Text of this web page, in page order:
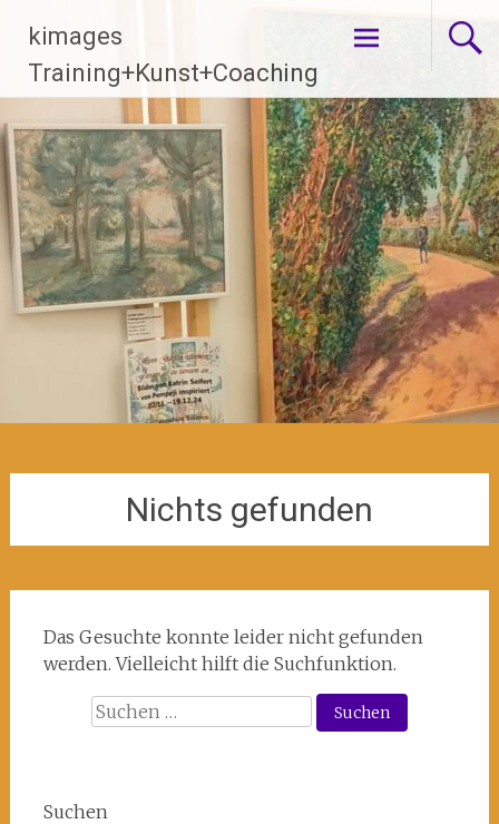
Inhalt
springen
kimages
Training+Kunst+Coaching
Nichts gefunden
Das Gesuchte konnte leider nicht gefunden
werden. Vielleicht hilft die Suchfunktion.
Suchen
nach:
Suchen